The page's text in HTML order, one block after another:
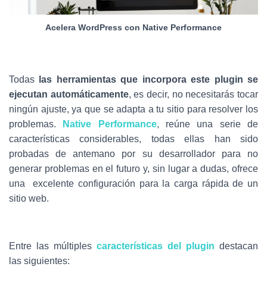
Acelera WordPress con Native Performance
Todas
las herramientas que incorpora este plugin se
ejecutan automáticamente, es decir, no necesitarás tocar
ningún ajuste, ya que se adapta a tu sitio para resolver los
problemas.
Native Performance, reúne una serie de
características considerables, todas ellas han sido
probadas de antemano por su desarrollador para no
generar problemas en el futuro y, sin lugar a dudas, ofrece
una excelente configuración para la carga rápida de un
sitio web.
Entre las múltiples características del plugin destacan
las siguientes: